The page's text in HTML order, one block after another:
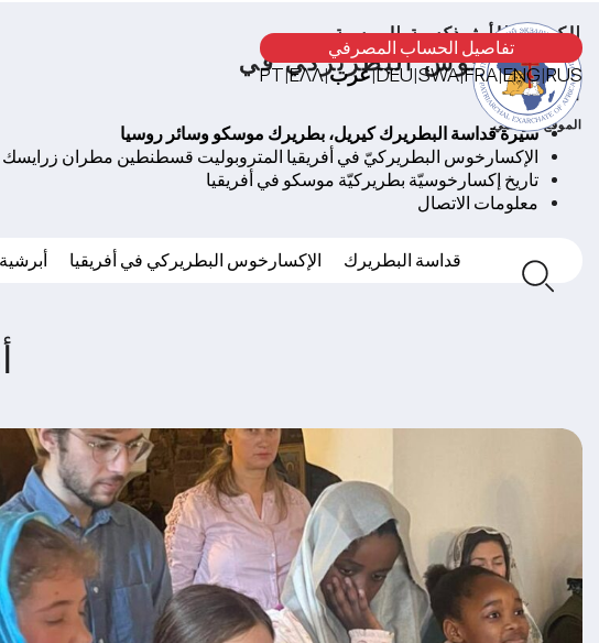
الكنيسة الأرثوذكسية الروسية
الإكسارخوس البطريركي في
أفريقيا
الموقع الرسمي
تفاصيل الحساب المصرفي
RUS
|
ENG
|
FRA
|
SWA
|
DEU
|عرب|
ΕΛΛ
|
PT
سيرة قداسة البطريرك كيريل، بطريرك موسكو وسائر روسيا
الإكسارخوس البطريركيّ في أفريقيا المتروبوليت قسطنطين مطران زرايسك
تاريخ إكسارخوسيّة بطريركيّة موسكو في أفريقيا
معلومات الاتصال
قداسة البطريرك الإكسارخوس البطريركي في أفريقيا